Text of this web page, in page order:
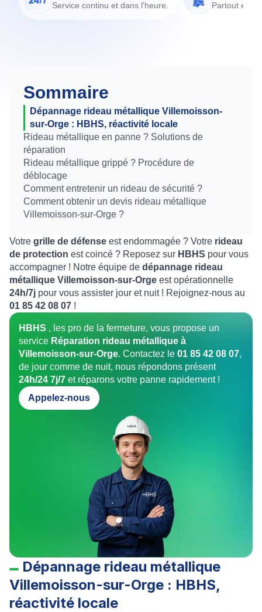
Service continu et dans l'heure.
Partout en
Sommaire
Dépannage rideau métallique Villemoisson-
sur-Orge : HBHS, réactivité locale
Rideau métallique en panne ? Solutions de
réparation
Rideau métallique grippé ? Procédure de
déblocage
Comment entretenir un rideau de sécurité ?
Comment obtenir un devis rideau métallique
Villemoisson-sur-Orge ?
Votre grille de défense est endommagée ? Votre rideau
de protection est coincé ? Reposez sur HBHS pour vous
accompagner ! Notre équipe de dépannage rideau
métallique Villemoisson-sur-Orge est opérationnelle
24h/7j pour vous assister jour et nuit ! Rejoignez-nous au
01 85 42 08 07 !
HBHS , les pro de la fermeture, vous propose un
service Réparation rideau métallique à
Villemoisson-sur-Orge. Contactez le 01 85 42 08 07,
de jour comme de nuit, nous répondons présent
24h/24 7j/7 et réparons votre panne rapidement !
Appelez-nous
Dépannage rideau métallique
Villemoisson-sur-Orge : HBHS,
réactivité locale